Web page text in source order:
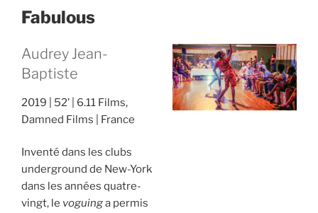
Fabulous
Audrey Jean-
Baptiste
2019 52’
6.11 Films,
Damned Films
France
Inventé dans les clubs
underground de New-York
dans les années quatre-
vingt, le voguinga permis